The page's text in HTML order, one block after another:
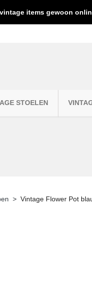
items gewoon
STOELEN
Vintage Flower Pot